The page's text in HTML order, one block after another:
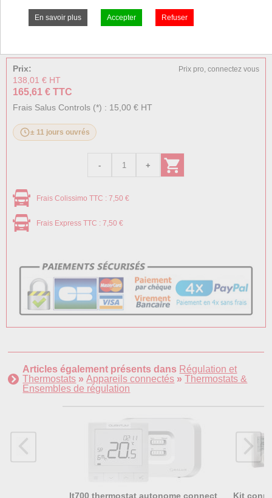
Notice
Prix: Prix pro, connectez vous
138,01 € HT
165,61 € TTC
Frais Salus Controls (*) : 15,00 € HT
± 11 jours ouvrés
Frais Colissimo TTC : 7,50 €
Frais Express TTC : 7,50 €
Articles également présents dans Régulation et
Thermostats »Appareils connectés »Thermostats &
Ensembles de régulation
It700 thermostat autonome connect Kit